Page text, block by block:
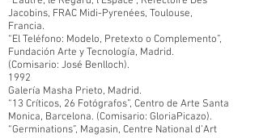
Jacobins, FRAC Midi-Pyrenées, Toulouse,
Francia.
“El Teléfono: Modelo, Pretexto o Complemento”,
Fundación Arte y Tecnología, Madrid.
(Comisario: José Benlloch).
1992
Galería Masha Prieto, Madrid.
“13 Críticos, 26 Fotógrafos”, Centro de Arte Santa
Monica, Barcelona. (Comisario: GloriaPicazo).
“Germinations”, Magasin, Centre National d’Art